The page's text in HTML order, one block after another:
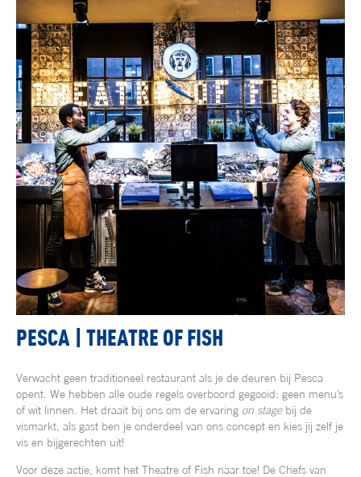
PESCA | THEATRE OF FISH
Verwacht geen traditioneel restaurant als je de deuren bij Pesca
opent. We hebben alle oude regels overboord gegooid: geen menu’s
of wit linnen. Het draait bij ons om de ervaring on stagebij de
vismarkt, als gast ben je onderdeel van ons concept en kies jij zelf je
vis en bijgerechten uit!
Voor deze actie, komt het Theatre of Fish naar toe! De Chefs van